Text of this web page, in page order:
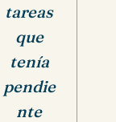
tareas
que
tenía
pendie
nte